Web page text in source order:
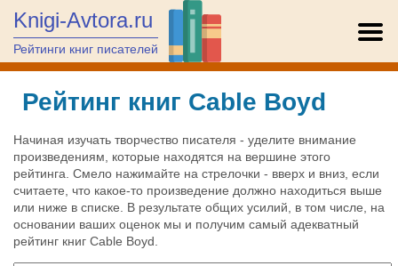
Knigi-Avtora.ru
Рейтинги книг писателей
Рейтинг книг Cable Boyd
Начиная изучать творчество писателя - уделите внимание
произведениям, которые находятся на вершине этого
рейтинга. Смело нажимайте на стрелочки - вверх и вниз, если
считаете, что какое-то произведение должно находиться выше
или ниже в списке. В результате общих усилий, в том числе, на
основании ваших оценок мы и получим самый адекватный
рейтинг книг Cable Boyd.